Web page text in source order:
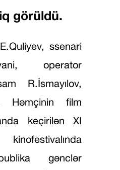
görüldü.
ssenari
operator
R.İsmayılov,
Həmçinin film
keçirilən XI
gənclər